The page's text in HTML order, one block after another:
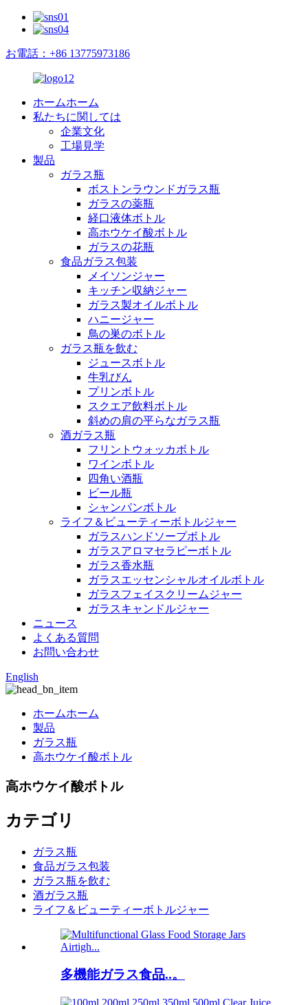
お電話：+86 13775973186
ホームホーム
私たちに関しては
企業文化
工場見学
製品
ガラス瓶
ボストンラウンドガラス瓶
ガラスの薬瓶
経口液体ボトル
高ホウケイ酸ボトル
ガラスの花瓶
食品ガラス包装
メイソンジャー
キッチン収納ジャー
ガラス製オイルボトル
ハニージャー
鳥の巣のボトル
ガラス瓶を飲む
ジュースボトル
牛乳びん
プリンボトル
スクエア飲料ボトル
斜めの肩の平らなガラス瓶
酒ガラス瓶
フリントウォッカボトル
ワインボトル
四角い酒瓶
ビール瓶
シャンパンボトル
ライフ＆ビューティーボトルジャー
ガラスハンドソープボトル
ガラスアロマセラピーボトル
ガラス香水瓶
ガラスエッセンシャルオイルボトル
ガラスフェイスクリームジャー
ガラスキャンドルジャー
ニュース
よくある質問
お問い合わせ
English
ホームホーム
製品
ガラス瓶
高ホウケイ酸ボトル
高ホウケイ酸ボトル
カテゴリ
ガラス瓶
食品ガラス包装
ガラス瓶を飲む
酒ガラス瓶
ライフ＆ビューティーボトルジャー
多機能ガラス食品..。